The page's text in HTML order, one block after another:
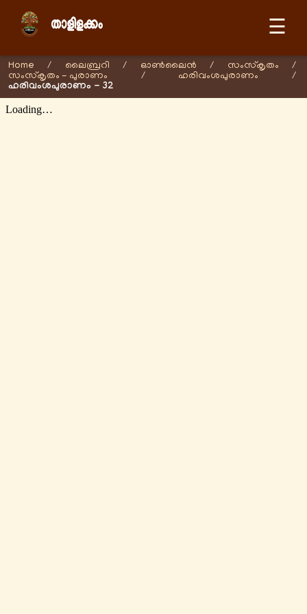
☰
Home / ലൈബ്രറി / ഓണ്‍ലൈന്‍ / സംസ്കൃതം
/
സംസ്കൃതം - പുരാണം
/ ഹരിവംശപുരാണം /
ഹരിവംശപുരാണം - 32